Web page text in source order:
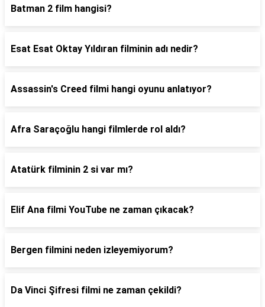
Batman 2 film hangisi?
Esat Esat Oktay Yıldıran filminin adı nedir?
Assassin's Creed filmi hangi oyunu anlatıyor?
Afra Saraçoğlu hangi filmlerde rol aldı?
Atatürk filminin 2 si var mı?
Elif Ana filmi YouTube ne zaman çıkacak?
Bergen filmini neden izleyemiyorum?
Da Vinci Şifresi filmi ne zaman çekildi?